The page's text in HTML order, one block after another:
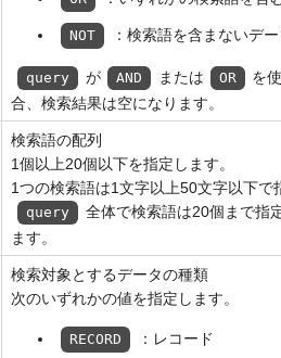
NOT ：検索語を含まないデ
query が AND または OR
を
合、検索結果は空になります。
検索語の配列
1個以上20個以下を指定します。
1つの検索語は1文字以上50文字以下で
query
全体で検索語は20個まで指
ます。
検索対象とするデータの種類
次のいずれかの値を指定します。
RECORD ：レコード